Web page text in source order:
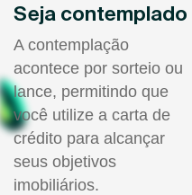
Seja contemplado
A contemplação
acontece por sorteio ou
lance, permitindo que
você utilize a carta de
crédito para alcançar
seus objetivos
imobiliários.